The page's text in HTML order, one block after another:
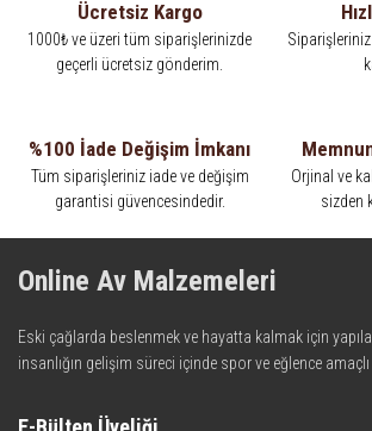
Ücretsiz Kargo
1000₺ ve üzeri tüm siparişlerinizde
geçerli ücretsiz gönderim.
%100 İade Değişim İmkanı
Tüm siparişleriniz iade ve değişim
garantisi güvencesindedir.
Orjinal ve
sizden
Online Av Malzemeleri
Eski çağlarda beslenmek ve hayatta kalmak için
insanlığın gelişim süreci içinde spor ve eğlence amaçlı
teknolojinin dokunuşuyla av malzemelerinde en iyisini